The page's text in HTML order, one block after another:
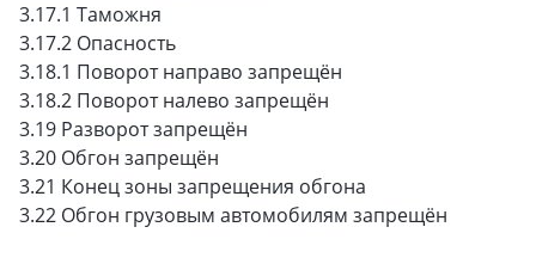
3.17.1 Таможня
3.17.2 Опасность
3.18.1 Поворот направо запрещён
3.18.2 Поворот налево запрещён
3.19 Разворот запрещён
3.20 Обгон запрещён
3.21 Конец зоны запрещения обгона
3.22 Обгон грузовым автомобилям запрещён